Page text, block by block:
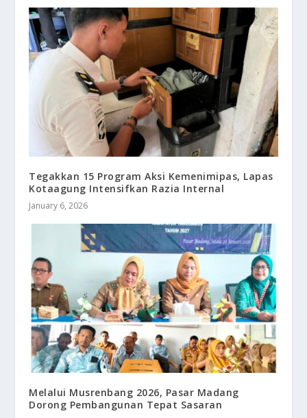
Tegakkan 15 Program Aksi Kemenimipas, Lapas
Kotaagung Intensifkan Razia Internal
January 6, 2026
Melalui Musrenbang 2026, Pasar Madang
Dorong Pembangunan Tepat Sasaran